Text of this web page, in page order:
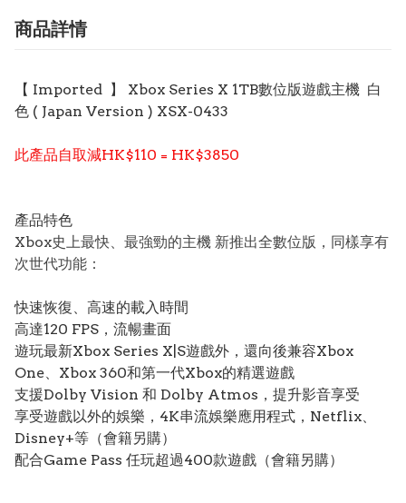
商品詳情
【 Imported 】 Xbox Series X 1TB數位版遊戲主機 白
色 ( Japan Version ) XSX-0433
此產品自取減HK$110 = HK$3850
產品特色
Xbox史上最快、最強勁的主機 新推出全數位版，同樣享有
次世代功能：
快速恢復、高速的載入時間
高達120 FPS，流暢畫面
遊玩最新Xbox Series X|S遊戲外，還向後兼容Xbox
One、Xbox 360和第一代Xbox的精選遊戲
支援Dolby Vision 和 Dolby Atmos，提升影音享受
享受遊戲以外的娛樂，4K串流娛樂應用程式，Netflix、
Disney+等（會籍另購）
配合Game Pass 任玩超過400款遊戲（會籍另購）